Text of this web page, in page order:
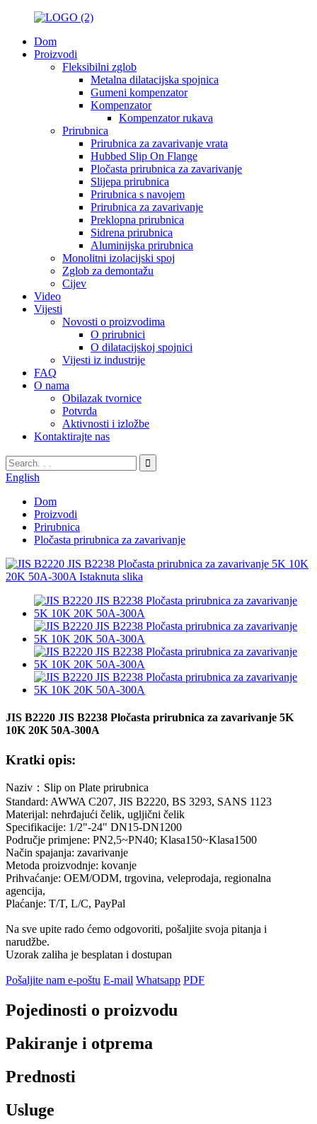
Dom
Proizvodi
Fleksibilni zglob
Metalna dilatacijska spojnica
Gumeni kompenzator
Kompenzator
Kompenzator rukava
Prirubnica
Prirubnica za zavarivanje vrata
Hubbed Slip On Flange
Pločasta prirubnica za zavarivanje
Slijepa prirubnica
Prirubnica s navojem
Prirubnica za zavarivanje
Preklopna prirubnica
Sidrena prirubnica
Aluminijska prirubnica
Monolitni izolacijski spoj
Zglob za demontažu
Cijev
Video
Vijesti
Novosti o proizvodima
O prirubnici
O dilatacijskoj spojnici
Vijesti iz industrije
FAQ
O nama
Obilazak tvornice
Potvrda
Aktivnosti i izložbe
Kontaktirajte nas
English
Dom
Proizvodi
Prirubnica
Pločasta prirubnica za zavarivanje
JIS B2220 JIS B2238 Pločasta prirubnica za zavarivanje 5K
10K 20K 50A-300A
Kratki opis:
Naziv：Slip on Plate prirubnica
Standard: AWWA C207, JIS B2220, BS 3293, SANS 1123
Materijal: nehrđajući čelik, ugljični čelik
Specifikacije: 1/2"-24" DN15-DN1200
Područje primjene: PN2,5~PN40; Klasa150~Klasa1500
Način spajanja: zavarivanje
Metoda proizvodnje: kovanje
Prihvaćanje: OEM/ODM, trgovina, veleprodaja, regionalna
agencija,
Plaćanje: T/T, L/C, PayPal
Na sve upite rado ćemo odgovoriti, pošaljite svoja pitanja i
narudžbe.
Uzorak zaliha je besplatan i dostupan
Pošaljite nam e-poštu E-mail Whatsapp PDF
Pojedinosti o proizvodu
Pakiranje i otprema
Prednosti
Usluge